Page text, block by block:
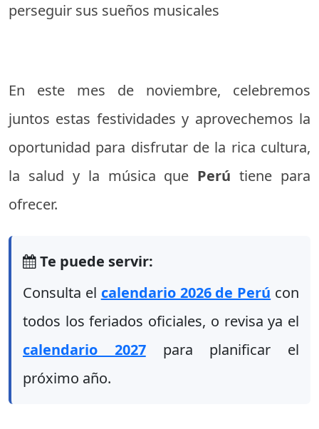
perseguir sus sueños musicales
En este mes de noviembre, celebremos
juntos estas festividades y aprovechemos la
oportunidad para disfrutar de la rica cultura,
la salud y la música que Perútiene para
ofrecer.
Te puede servir:
Consulta el calendario 2026 de Perú con
todos los feriados oficiales, o revisa ya el
calendario 2027para planificar el
próximo año.